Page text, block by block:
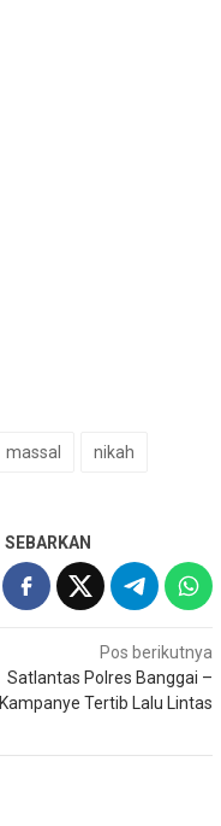
massal nikah
SEBARKAN
Pos berikutnya
Satlantas Polres Banggai –
Kampanye Tertib Lalu Lintas